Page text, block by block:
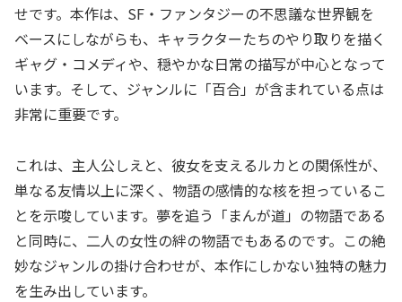
せです。本作は、SF・ファンタジーの不思議な世界観を
ベースにしながらも、キャラクターたちのやり取りを描く
ギャグ・コメディや、穏やかな日常の描写が中心となって
います。そして、ジャンルに「百合」が含まれている点は
非常に重要です。
これは、主人公しえと、彼女を支えるルカとの関係性が、
単なる友情以上に深く、物語の感情的な核を担っているこ
とを示唆しています。夢を追う「まんが道」の物語である
と同時に、二人の女性の絆の物語でもあるのです。この絶
妙なジャンルの掛け合わせが、本作にしかない独特の魅力
を生み出しています。